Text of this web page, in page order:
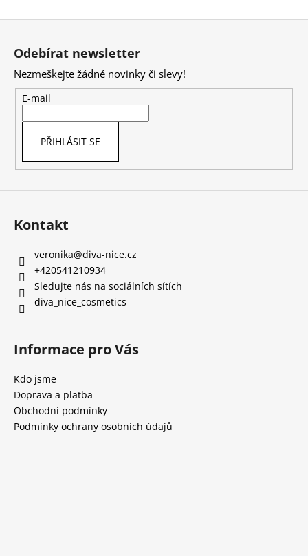
Z
Odebírat newsletter
Nezmeškejte žádné novinky či slevy!
E-mail
PŘIHLÁSIT SE
Kontakt
veronika@diva-nice.cz
+420541210934
Sledujte nás na sociálních sítích
diva_nice_cosmetics
Informace pro Vás
Kdo jsme
Doprava a platba
Obchodní podmínky
Podmínky ochrany osobních údajů